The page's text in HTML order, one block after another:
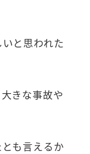
と思われた
きな事故や
も言えるか